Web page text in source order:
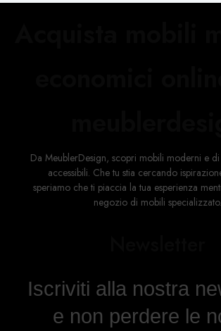
Da MeublerDesign, scopri mobili moderni e
accessibili. Che tu stia cercando
speriamo che ti piaccia la tua esperienza
negozio di mobili specializzato.
Iscriviti alla nostra
e non perdere le